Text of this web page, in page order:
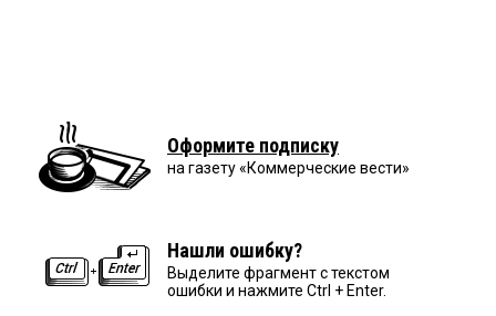
Оформите подписку
на газету «Коммерческие вести»
Нашли ошибку?
Выделите фрагмент с текстом
ошибки и нажмите Ctrl + Enter.